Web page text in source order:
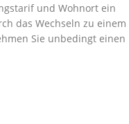
und Wohnort ein
das Wechseln zu einem
Sie unbedingt einen